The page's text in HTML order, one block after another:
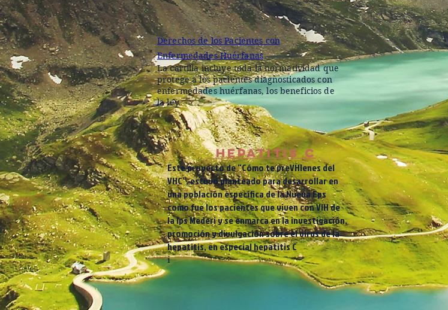
Derechos de los Pacientes con
EnfermedadesHuérfanas
La cartilla incluye toda la normatividad que
protege a los pacientes diagnosticados con
enfermedades huérfanas, los beneficios de
la ley.
HEPATITIS C
Este proyecto de “Cómo te preVHIenes del
VHC”, estuvo planteado para desarrollar en
una población específica de la Nueva Eps
como fue los pacientes que viven con VIH de
la Ips Mederi y se enmarca en la investigación,
promoción y divulgación sobre el virus de la
hepatitis, en especial hepatitis C
i